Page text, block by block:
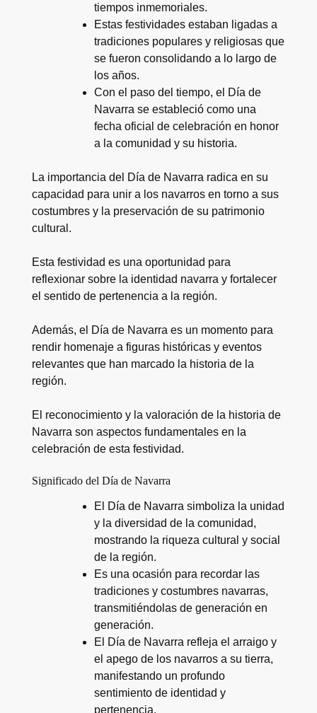
tiempos inmemoriales.
Estas festividades estaban ligadas a
tradiciones populares y religiosas que
se fueron consolidando a lo largo de
los años.
Con el paso del tiempo, el Día de
Navarra se estableció como una
fecha oficial de celebración en honor
a la comunidad y su historia.
La importancia del Día de Navarra radica en su
capacidad para unir a los navarros en torno a sus
costumbres y la preservación de su patrimonio
cultural.
Esta festividad es una oportunidad para
reflexionar sobre la identidad navarra y fortalecer
el sentido de pertenencia a la región.
Además, el Día de Navarra es un momento para
rendir homenaje a figuras históricas y eventos
relevantes que han marcado la historia de la
región.
El reconocimiento y la valoración de la historia de
Navarra son aspectos fundamentales en la
celebración de esta festividad.
Significado del Día de Navarra
El Día de Navarra simboliza la unidad
y la diversidad de la comunidad,
mostrando la riqueza cultural y social
de la región.
Es una ocasión para recordar las
tradiciones y costumbres navarras,
transmitiéndolas de generación en
generación.
El Día de Navarra refleja el arraigo y
el apego de los navarros a su tierra,
manifestando un profundo
sentimiento de identidad y
pertenencia.